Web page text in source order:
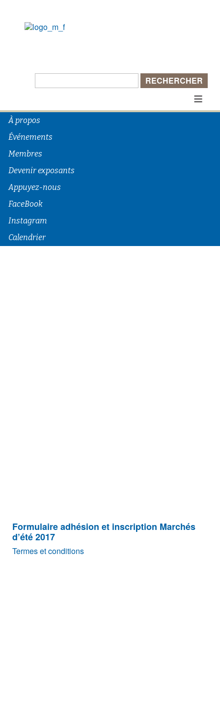
Rechercher :
≡
À propos
Événements
Membres
Devenir exposants
Appuyez-nous
FaceBook
Instagram
Calendrier
Formulaire adhésion et inscription Marchés
d’été 2017
Termes et conditions